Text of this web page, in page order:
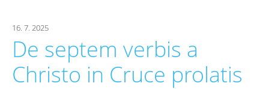
16. 7. 2025
De septem verbis a
Christo in Cruce prolatis